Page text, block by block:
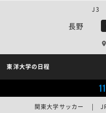
長野
J3
東洋大学の日程
関東大学サッカー | JR